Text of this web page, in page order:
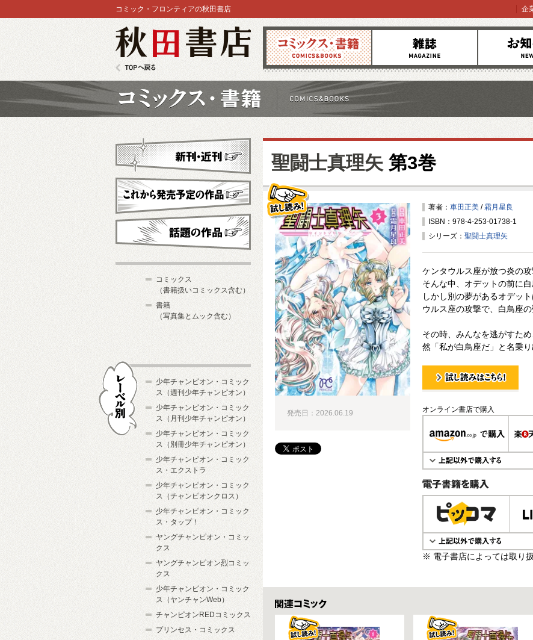
コミックス 雑誌 お知らせ
コミック・フロンティアの秋田書店 企
聖闘士真理矢 第3巻
著者： 車田正美 /霜月星良
ISBN：978-4-253-01738-1
シリーズ： 聖闘士真理矢
ケンタウルス座が放つ炎の
そんな中、オデットの前に白
しかし別の夢があるオデッ
ウルス座の攻撃で、白鳥座
その時、みんなを逃がすた
然「私が白鳥座だ」と名乗
試し読み！
オンライン書店で購入
電子書籍で購入
※ 電子書店によっては取り
発売日：2026.06.19
関連コミックス
新刊・近刊
これから発売予定
コミックス
（書籍扱いコミックス含む）
書籍
（写真集とムック含む）
少年チャンピオン・コミック
ス（週刊少年チャンピオン）
少年チャンピオン・コミック
ス（月刊少年チャンピオン）
少年チャンピオン・コミック
ス（別冊少年チャンピオン）
少年チャンピオン・コミック
ス・エクストラ
少年チャンピオン・コミック
ス（チャンピオンクロス）
少年チャンピオン・コミック
ス・タップ！
ヤングチャンピオン・コミッ
クス
ヤングチャンピオン烈コミッ
クス
少年チャンピオン・コミック
ス（ヤンチャンWeb）
チャンピオンREDコミックス
プリンセス・コミックス